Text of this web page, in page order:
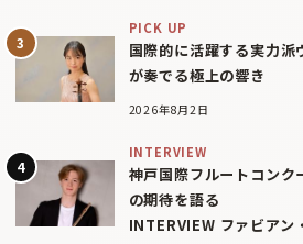
PICK UP
国際的に活躍する実力
が奏でる極上の響き
2026年8月2日
INTERVIEW
神戸国際フルートコンク
の期待を語る
INTERVIEW ファビアン